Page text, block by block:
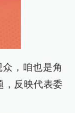
，咱也是角
，反映代表委